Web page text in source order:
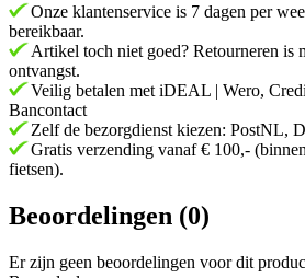
Onze klantenservice is 7 dagen per
bereikbaar.
Artikel toch niet goed? Retourneren is
ontvangst.
Veilig betalen met iDEAL | Wero,
Bancontact
Zelf de bezorgdienst kiezen: PostNL,
Gratis verzending vanaf € 100,-
fietsen).
Beoordelingen (0)
Er zijn geen beoordelingen voor dit